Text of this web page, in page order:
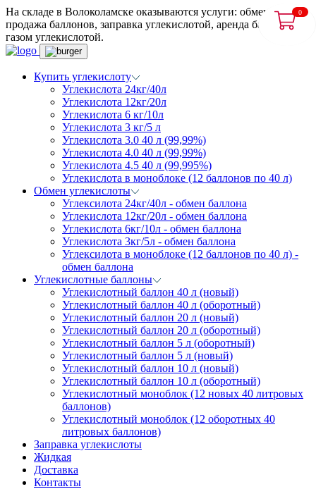
На складе в Волоколамске оказываются услуги: обмен и
продажа баллонов, заправка углекислотой, аренда баллонов с
газом углекислотой.
Купить углекислоту
Углекислота 24кг/40л
Углекислота 12кг/20л
Углекислота 6 кг/10л
Углекислота 3 кг/5 л
Углекислота 3.0 40 л (99,99%)
Углекислота 4.0 40 л (99,99%)
Углекислота 4.5 40 л (99,995%)
Углекислота в моноблоке (12 баллонов по 40 л)
Обмен углекислоты
Углексилота 24кг/40л - обмен баллона
Углекислота 12кг/20л - обмен баллона
Углекислота 6кг/10л - обмен баллона
Углекислота 3кг/5л - обмен баллона
Углексилота в моноблоке (12 баллонов по 40 л) -
обмен баллона
Углекислотные баллоны
Углекислотный баллон 40 л (новый)
Углекислотный баллон 40 л (оборотный)
Углекислотный баллон 20 л (новый)
Углекислотный баллон 20 л (оборотный)
Углекислотный баллон 5 л (оборотный)
Углекислотный баллон 5 л (новый)
Углекислотный баллон 10 л (новый)
Углекислотный баллон 10 л (оборотный)
Углекислотный моноблок (12 новых 40 литровых
баллонов)
Углекислотный моноблок (12 оборотных 40
литровых баллонов)
Заправка углекислоты
Жидкая
Доставка
Контакты
0